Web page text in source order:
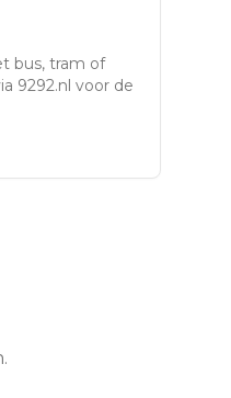
bus, tram of
9292.nl voor de